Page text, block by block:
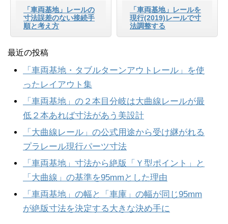
「車両基地」レールの
寸法誤差のない接続手
順と考え方
「車両基地」レールを
現行(2019)レールで寸
法調整する
最近の投稿
「車両基地・タブルターンアウトレール」を使
ったレイアウト集
「車両基地」の２本目分岐は大曲線レールが最
低２本あれば寸法があう美設計
「大曲線レール」の公式用途から受け継がれる
プラレール現行パーツ寸法
「車両基地」寸法から絶版「Ｙ型ポイント」と
「大曲線」の基準を95mmとした理由
「車両基地」の幅と「車庫」の幅が同じ95mm
が絶版寸法を決定する大きな決め手に